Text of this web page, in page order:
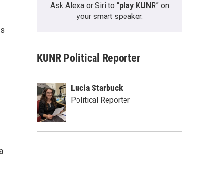
Ask Alexa or Siri to “play KUNR” on
your smart speaker.
KUNR Political Reporter
Lucia Starbuck
Political Reporter